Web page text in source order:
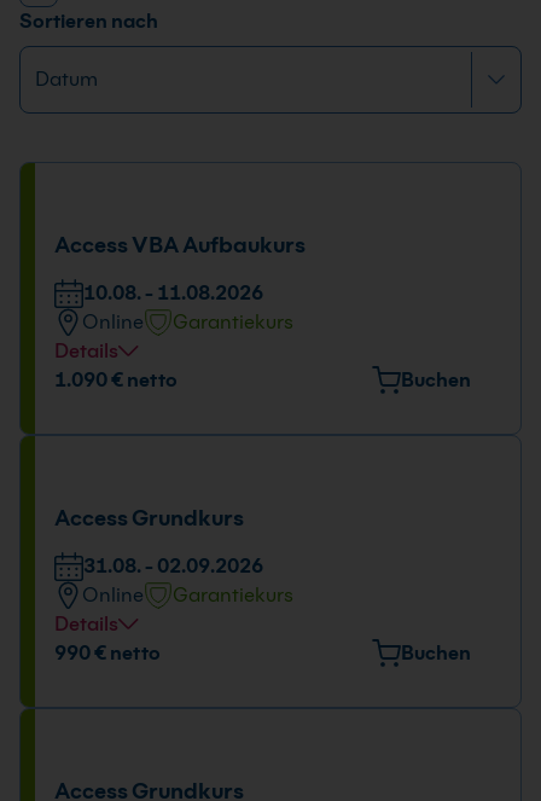
Sortieren nach
Access VBA Aufbaukurs
10.08. - 11.08.2026
Online
Garantiekurs
Details
Tage und Uhrzeit
1.090 € netto Buchen
Access Grundkurs
31.08. - 02.09.2026
Online
Garantiekurs
Details
Tage und Uhrzeit
990 € netto Buchen
Access Grundkurs